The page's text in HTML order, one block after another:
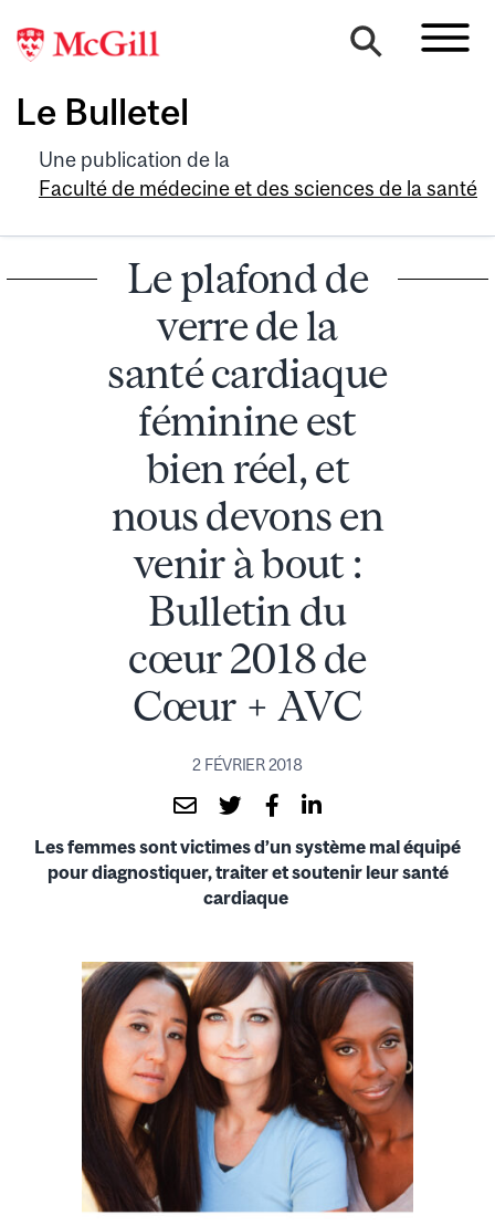
Le Bulletel
Une publication de la
Faculté de médecine et des sciences de la santé
Le plafond de
verre de la
santé cardiaque
féminine est
bien réel, et
nous devons en
venir à bout :
Bulletin du
cœur 2018 de
Cœur + AVC
2 FÉVRIER 2018
Les femmes sont victimes d’un système mal équipé
pour diagnostiquer, traiter et soutenir leur santé
cardiaque